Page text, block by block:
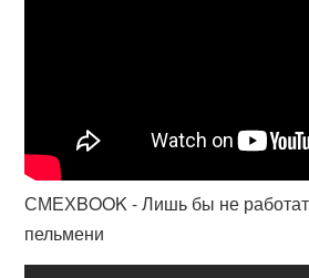
СМЕХBOOK - Лишь бы не
пельмени